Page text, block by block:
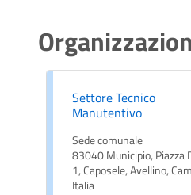
Settore Tecnico
Manutentivo
Sede comunale
83040 Municipio, Piazza
1, Caposele, Avellino,
Italia